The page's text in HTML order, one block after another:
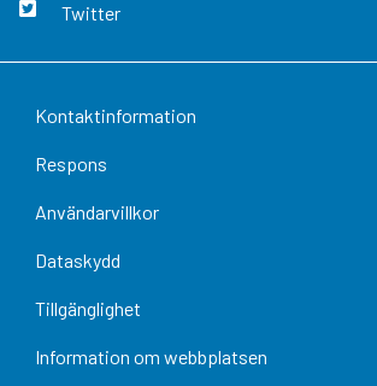
Twitter
Kontaktinformation
Respons
Användarvillkor
Dataskydd
Tillgänglighet
Information om webbplatsen